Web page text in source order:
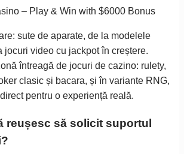
sute de aparate, de la modelele
jocuri video cu jackpot în creștere.
întreagă de jocuri de cazino: rulety,
clasic și bacara, și în variante RNG,
pentru o experiență reală.
reușesc să solicit suportul